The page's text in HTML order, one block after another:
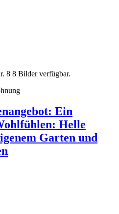
8 8 Bilder verfügbar.
Ein
Helle
Garten und